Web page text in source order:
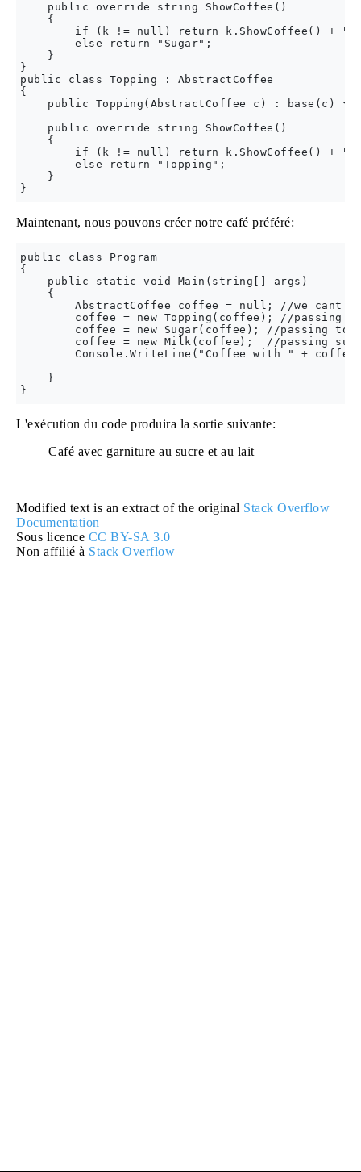
    public override string ShowCoffee()
    {
if (k != null) return k.ShowCoffee() + "
        else return "Sugar";
    }
}
public class Topping : AbstractCoffee
{
public Topping(AbstractCoffee c) : base(c) {
    public override string ShowCoffee()
    {
if (k != null) return k.ShowCoffee() + "
        else return "Topping";
    }
Maintenant, nous pouvons créer notre café préféré:
public class Program
{
    public static void Main(string[] args)
    {
AbstractCoffee coffee = null; //we cant
coffee = new Topping(coffee); //passing
coffee = new Sugar(coffee); //passing
coffee = new Milk(coffee);  //passing
Console.WriteLine("Coffee with " +
    }
L'exécution du code produira la sortie suivante:
Café avec garniture au sucre et au lait
Modified text is an extract of the original Stack Overflow
Documentation
Sous licence CC BY-SA 3.0
Non affilié à Stack Overflow